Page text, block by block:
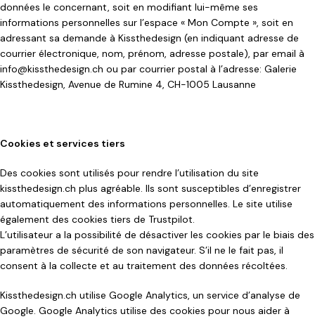
données le concernant, soit en modifiant lui-même ses
informations personnelles sur l’espace « Mon Compte », soit en
adressant sa demande à Kissthedesign (en indiquant adresse de
courrier électronique, nom, prénom, adresse postale), par email à
info@kissthedesign.ch ou par courrier postal à l’adresse: Galerie
Kissthedesign, Avenue de Rumine 4, CH-1005 Lausanne
Cookies et services tiers
Des cookies sont utilisés pour rendre l’utilisation du site
kissthedesign.ch plus agréable. Ils sont susceptibles d’enregistrer
automatiquement des informations personnelles. Le site utilise
également des cookies tiers de Trustpilot.
L’utilisateur a la possibilité de désactiver les cookies par le biais des
paramètres de sécurité de son navigateur. S’il ne le fait pas, il
consent à la collecte et au traitement des données récoltées.
Kissthedesign.ch utilise Google Analytics, un service d’analyse de
Google. Google Analytics utilise des cookies pour nous aider à